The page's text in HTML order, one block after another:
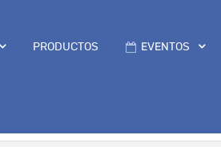
PRODUCTOS EVENTOS